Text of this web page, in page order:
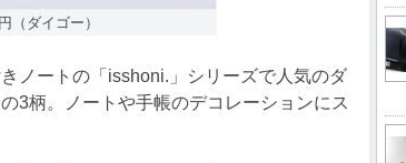
（ダイゴー）
ノートの「isshoni.」シリーズで人気のダ
3柄。ノートや手帳のデコレーションにス